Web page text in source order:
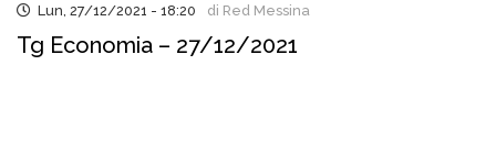
Lun, 27/12/2021 - 18:20 di Red Messina
Tg Economia – 27/12/2021